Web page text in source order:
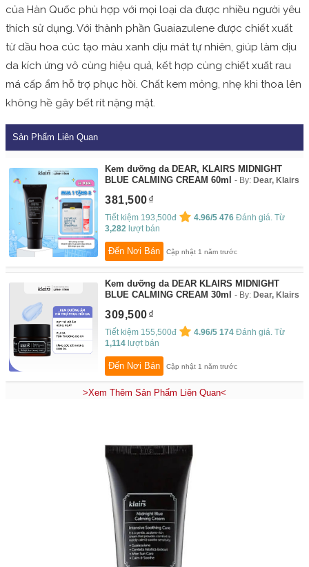
của Hàn Quốc phù hợp với mọi loại da được nhiều người yêu
thích sử dụng. Với thành phần Guaiazulene được chiết xuất
từ dầu hoa cúc tạo màu xanh dịu mát tự nhiên, giúp làm dịu
da kích ứng vô cùng hiệu quả, kết hợp cùng chiết xuất rau
má cấp ẩm hỗ trợ phục hồi. Chất kem mỏng, nhẹ khi thoa lên
không hề gây bết rít nặng mặt.
Sản Phẩm Liên Quan
Kem dưỡng da DEAR, KLAIRS MIDNIGHT
BLUE CALMING CREAM 60ml
By: Dear, Klairs
381,500
Tiết kiệm 193,500đ 4.96/5 476 Đánh giá. Từ
3,282 lượt bán
Đến Nơi Bán Cập nhật 1 năm trước
Kem dưỡng da DEAR KLAIRS MIDNIGHT
BLUE CALMING CREAM 30ml
By: Dear, Klairs
309,500
Tiết kiệm 155,500đ 4.96/5 174 Đánh giá. Từ
1,114 lượt bán
Đến Nơi Bán Cập nhật 1 năm trước
>Xem Thêm Sản Phẩm Liên Quan<